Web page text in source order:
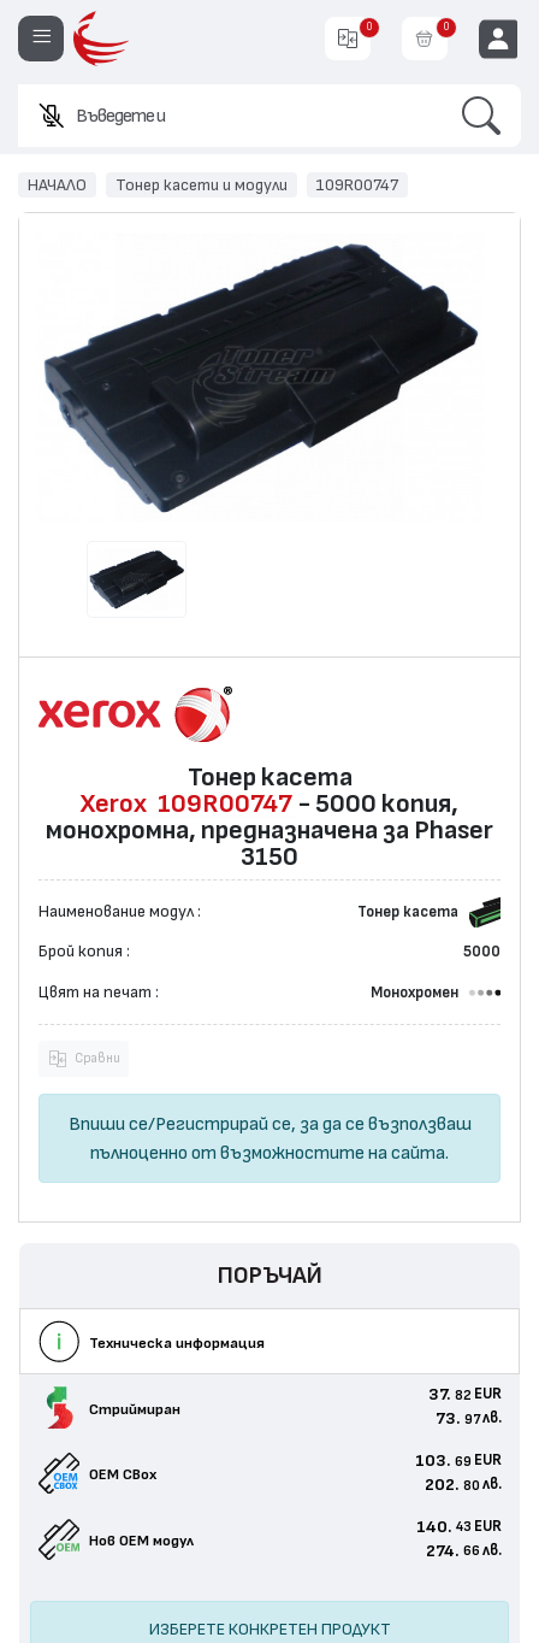
Въведете име или к
0 0
НАЧАЛО Тонер касети и модули 109R00747
Тонер касета
Xerox 109R00747 - 5000 копия,
монохромна, предназначена за Phaser
3150
Наименование модул : Тонер касета
Брой копия : 5000
Цвят на печат : Монохромен
Сравни
Впиши се/Регистрирай се, за да се възползваш
пълноценно от възможностите на сайта.
ПОРЪЧАЙ
Техническа информация
Стриймиран
37. 82 EUR
73. 97 лв.
OEM CBox
103. 69 EUR
202. 80 лв.
Нов ОЕМ модул
140. 43 EUR
274. 66 лв.
ИЗБЕРЕТЕ КОНКРЕТЕН ПРОДУКТ